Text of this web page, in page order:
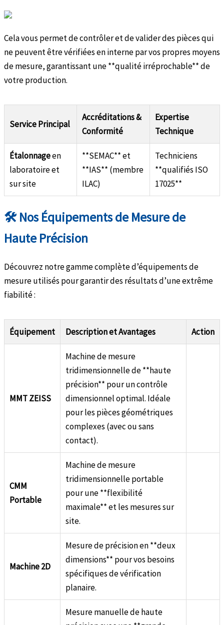
Cela vous permet de contrôler et de valider des pièces qui
ne peuvent être vérifiées en interne par vos propres moyens
de mesure, garantissant une **qualité irréprochable** de
votre production.
Service Principal
Accréditations &
Conformité
Expertise
Technique
Étalonnageen
laboratoire et
sur site
**SEMAC** et
**IAS** (membre
ILAC)
Techniciens
**qualifiés ISO
17025**
🛠️ Nos Équipements de Mesure de
Haute Précision
Découvrez notre gamme complète d’équipements de
mesure utilisés pour garantir des résultats d’une extrême
fiabilité :
Équipement Description et Avantages Action
MMT ZEISS
Machine de mesure
tridimensionnelle de **haute
précision** pour un contrôle
dimensionnel optimal. Idéale
pour les pièces géométriques
complexes (avec ou sans
contact).
CMM
Portable
Machine de mesure
tridimensionnelle portable
pour une **flexibilité
maximale** et les mesures sur
site.
Machine 2D
Mesure de précision en **deux
dimensions** pour vos besoins
spécifiques de vérification
planaire.
Mesure manuelle de haute